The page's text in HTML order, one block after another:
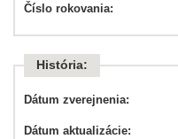
Číslo rokovania:
História:
Dátum zverejnenia:
Dátum aktualizácie: